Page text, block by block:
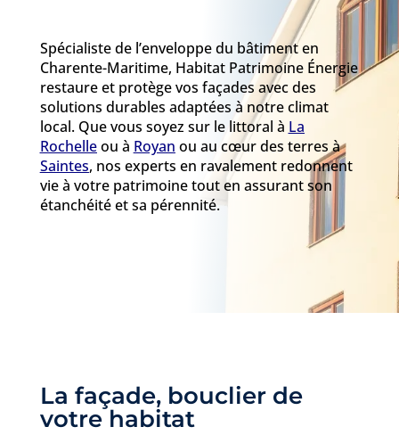
Spécialiste de l’enveloppe du bâtiment en
Charente-Maritime, Habitat Patrimoine Énergie
restaure et protège vos façades avec des
solutions durables adaptées à notre climat
local. Que vous soyez sur le littoral à La
Rochelleou à Royan ou au cœur des terres à
Saintes, nos experts en ravalement redonnent
vie à votre patrimoine tout en assurant son
étanchéité et sa pérennité.
La façade, bouclier de
votre habitat